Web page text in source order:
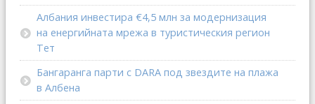
Албания инвестира €4,5 млн за модернизация
на енергийната мрежа в туристическия регион
Тет
Бангаранга парти с DARA под звездите на плажа
в Албена